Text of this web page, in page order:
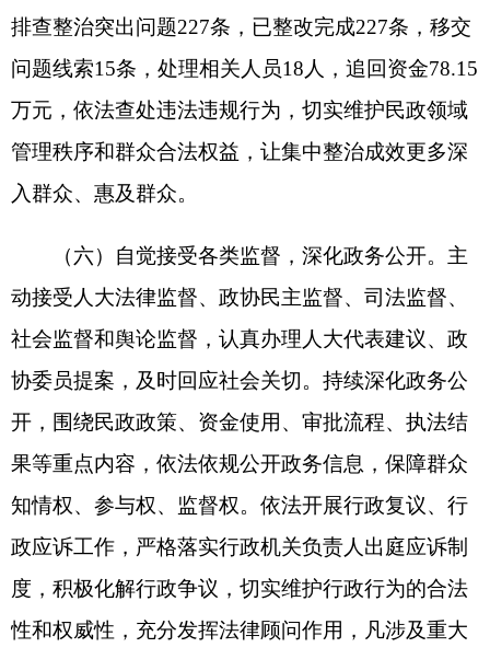
（七）健全矛盾纠纷化解机制，维护社会和谐
稳定。畅通群众诉求渠道，规范信访办理流程，及
时妥善处置社会救助、养老服务、婚姻家庭等领域
矛盾纠纷。2025年共督办群众信访问题件13件。深
入开展法治为民办实事活动，依法防范化解民政领
47名儿童督导员，社区（村）配备324名儿童主
任，组织未保工作者参加儿童主任未成年人保护工
残疾儿童提供专业康复救助服务；实施“孤儿助学·
福彩圆梦”行动，资助家庭经济困难学生27名；创新
救助服务模式，联合妇联、卫健部门提供医疗救
助、心理疏导等综合服务，为受侵害未成年人提供
心理干预42场次；深化流浪未成年人救助，组织公
流浪未成年人1名；开展未成年人法律保护行动，开
展普法宣传“送法进校园”活动40余场，覆盖师生及
家长5万余人次，开展未成年人心理健康讨论34场